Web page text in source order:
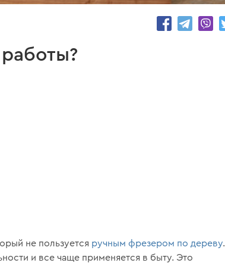
не пользуется ручным фрезером по дереву.
и все чаще применяется в быту. Это